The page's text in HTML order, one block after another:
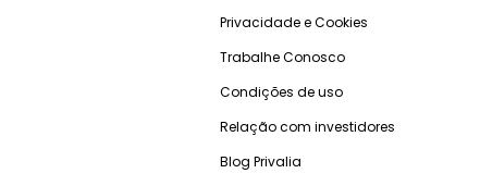
Privacidade e Cookies
Trabalhe Conosco
Condições de uso
Relação com investidores
Blog Privalia